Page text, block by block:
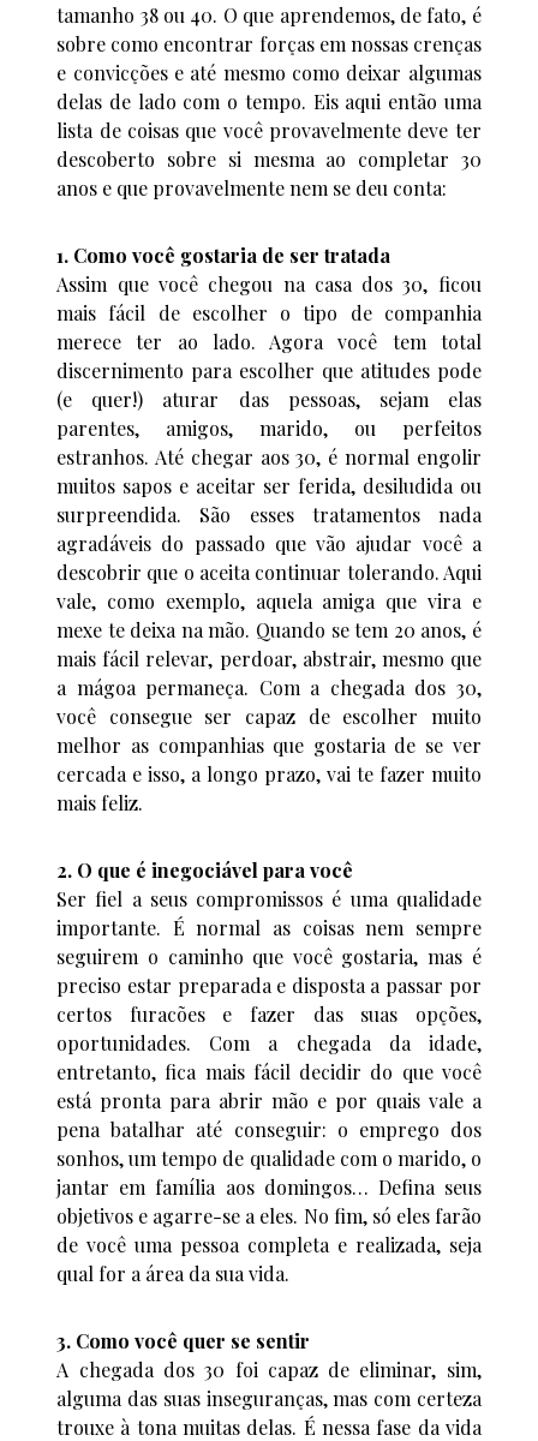
tamanho 38 ou 40. O que aprendemos, de fato, é
sobre como encontrar forças em nossas crenças
e convicções e até mesmo como deixar algumas
delas de lado com o tempo. Eis aqui então uma
lista de coisas que você provavelmente deve ter
descoberto sobre si mesma ao completar 30
anos e que provavelmente nem se deu conta:
1. Como você gostaria de ser tratada
Assim que você chegou na casa dos 30, ficou
mais fácil de escolher o tipo de companhia
merece ter ao lado. Agora você tem total
discernimento para escolher que atitudes pode
(e quer!) aturar das pessoas, sejam elas
parentes, amigos, marido, ou perfeitos
estranhos. Até chegar aos 30, é normal engolir
muitos sapos e aceitar ser ferida, desiludida ou
surpreendida. São esses tratamentos nada
agradáveis do passado que vão ajudar você a
descobrir que o aceita continuar tolerando. Aqui
vale, como exemplo, aquela amiga que vira e
mexe te deixa na mão. Quando se tem 20 anos, é
mais fácil relevar, perdoar, abstrair, mesmo que
a mágoa permaneça. Com a chegada dos 30,
você consegue ser capaz de escolher muito
melhor as companhias que gostaria de se ver
cercada e isso, a longo prazo, vai te fazer muito
mais feliz.
2. O que é inegociável para você
Ser fiel a seus compromissos é uma qualidade
importante. É normal as coisas nem sempre
seguirem o caminho que você gostaria, mas é
preciso estar preparada e disposta a passar por
certos furacões e fazer das suas opções,
oportunidades. Com a chegada da idade,
entretanto, fica mais fácil decidir do que você
está pronta para abrir mão e por quais vale a
pena batalhar até conseguir: o emprego dos
sonhos, um tempo de qualidade com o marido, o
jantar em família aos domingos… Defina seus
objetivos e agarre-se a eles. No fim, só eles farão
de você uma pessoa completa e realizada, seja
qual for a área da sua vida.
3. Como você quer se sentir
A chegada dos 30 foi capaz de eliminar, sim,
alguma das suas inseguranças, mas com certeza
trouxe à tona muitas delas. É nessa fase da vida